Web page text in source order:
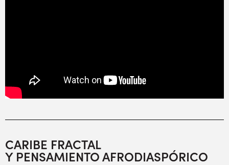
CARIBE FRACTAL
Y PENSAMIENTO AFRODIASPÓRICO